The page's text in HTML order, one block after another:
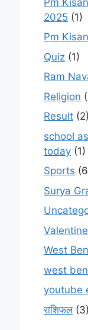
2025 (1)
Pm
Quiz (1)
Ram
Religion
Result (2)
school
today (1)
Sports
Surya
West
west
youtube
राशिफल(3)